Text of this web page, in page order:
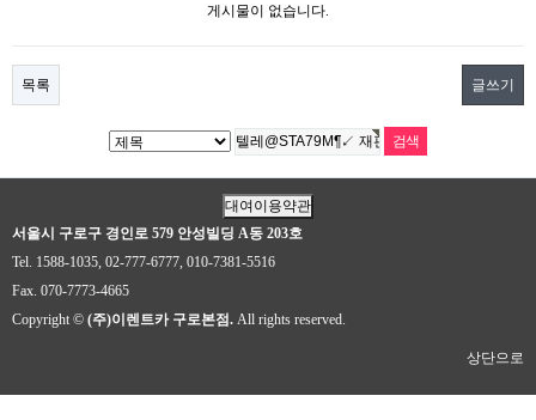
게시물이 없습니다.
목록 글쓰기
대여이용약관
서울시 구로구 경인로 579 안성빌딩 A동 203호
Tel. 1588-1035, 02-777-6777, 010-7381-5516
Fax. 070-7773-4665
Copyright © (주)이렌트카 구로본점. All rights reserved.
상단으로